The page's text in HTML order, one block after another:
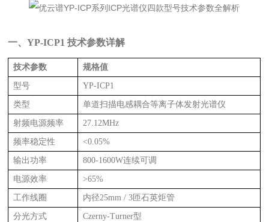
一、YP-ICP1 技术参数详解
技术参数 规格值
型号 YP-ICP1
类型 单道扫描电感耦合等离子体发射光谱仪
射频电源频率 27.12MHz
频率稳定性 <0.05%
输出功率 800-1600W连续可调
电源效率 >65%
工作线圈 内径25mm / 3匝石英炬管
分光方式 Czerny-Turner型